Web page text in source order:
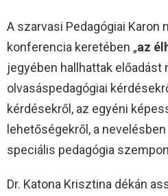
A szarvasi Pedagógiai
konferencia keretében „az
jegyében hallhattak előadást
olvasáspedagógiai
kérdésekről, az egyéni
lehetőségekről, a
speciális pedagógia
Dr. Katona Krisztina dékán